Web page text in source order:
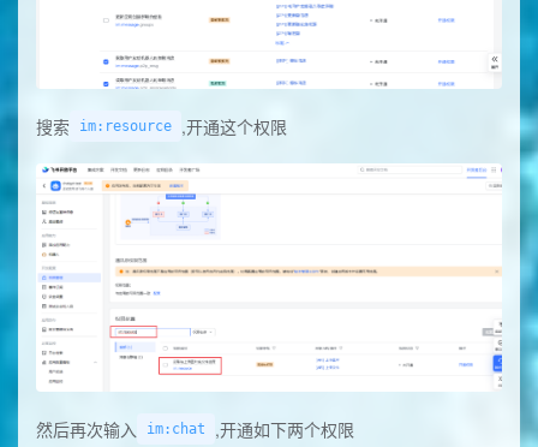
搜索 im:resource ,开通这个权限
然后再次输入 im:chat ,开通如下两个权限